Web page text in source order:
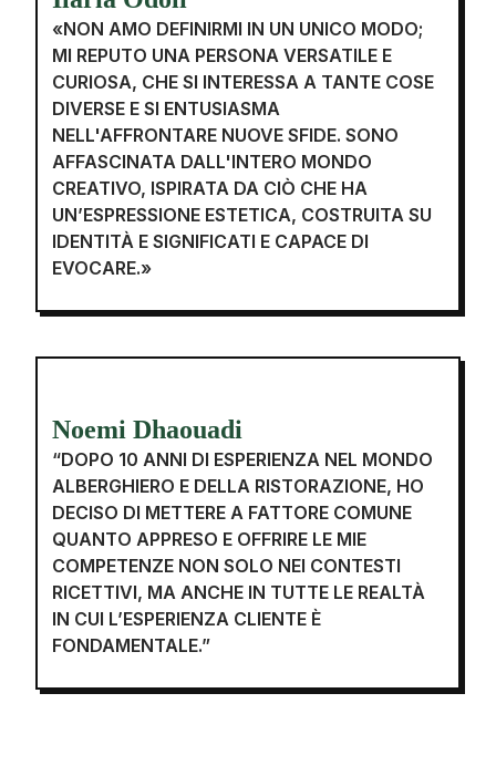
«NON AMO DEFINIRMI IN UN UNICO MODO;
MI REPUTO UNA PERSONA VERSATILE E
CURIOSA, CHE SI INTERESSA A TANTE COSE
DIVERSE E SI ENTUSIASMA
NELL'AFFRONTARE NUOVE SFIDE. SONO
AFFASCINATA DALL'INTERO MONDO
CREATIVO, ISPIRATA DA CIÒ CHE HA
UN’ESPRESSIONE ESTETICA, COSTRUITA SU
IDENTITÀ E SIGNIFICATI E CAPACE DI
EVOCARE.»
Noemi Dhaouadi
“DOPO 10 ANNI DI ESPERIENZA NEL MONDO
ALBERGHIERO E DELLA RISTORAZIONE, HO
DECISO DI METTERE A FATTORE COMUNE
QUANTO APPRESO E OFFRIRE LE MIE
COMPETENZE NON SOLO NEI CONTESTI
RICETTIVI, MA ANCHE IN TUTTE LE REALTÀ
IN CUI L’ESPERIENZA CLIENTE È
FONDAMENTALE.”